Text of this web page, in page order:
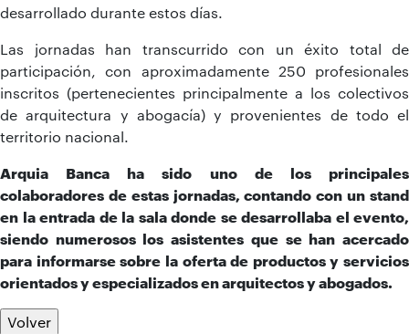
desarrollado durante estos días.
Las jornadas han transcurrido con un éxito total de
participación, con aproximadamente 250 profesionales
inscritos (pertenecientes principalmente a los colectivos
de arquitectura y abogacía) y provenientes de todo el
territorio nacional.
Arquia Banca ha sido uno de los principales
colaboradores de estas jornadas, contando con un stand
en la entrada de la sala donde se desarrollaba el evento,
siendo numerosos los asistentes que se han acercado
para informarse sobre la oferta de productos y servicios
orientados y especializados en arquitectos y abogados.
Volver